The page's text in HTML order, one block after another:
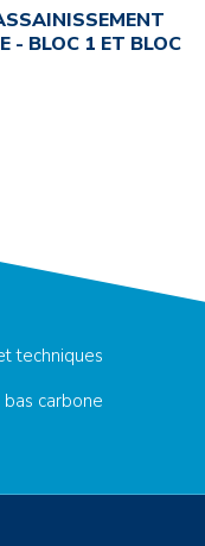
- BLOC 1 ET BLOC
techniques
carbone